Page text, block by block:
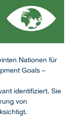
Nationen für
Goals –
identifiziert. Sie
von